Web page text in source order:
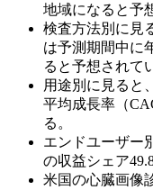
地域になると予
検査方法別に見
は予測期間中に
ると予想されて
用途別に見ると
平均成長率（
る。
エンドユーザー
の収益シェア
米国の心臓画像